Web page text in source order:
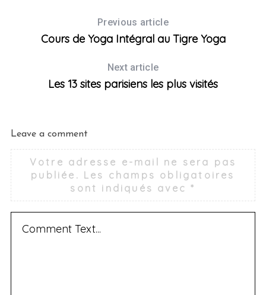
Previous article
Cours de Yoga Intégral au Tigre Yoga
Next article
Les 13 sites parisiens les plus visités
Leave a comment
Votre adresse e-mail ne sera pas
publiée. Les champs obligatoires
sont indiqués avec*
a